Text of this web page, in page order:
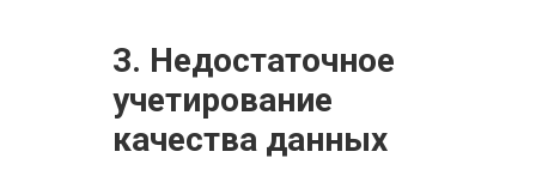
3. Недостаточное
учетирование
качества данных